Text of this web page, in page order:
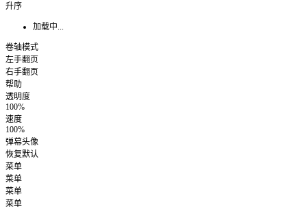
升序
加载中...
卷轴模式
左手翻页
右手翻页
帮助
透明度
100%
速度
100%
弹幕头像
恢复默认
菜单
菜单
菜单
菜单